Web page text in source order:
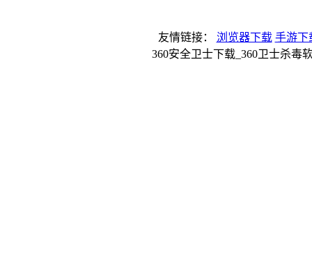
友情链接： 浏览器下载 手游下
360安全卫士下载_360卫士杀毒